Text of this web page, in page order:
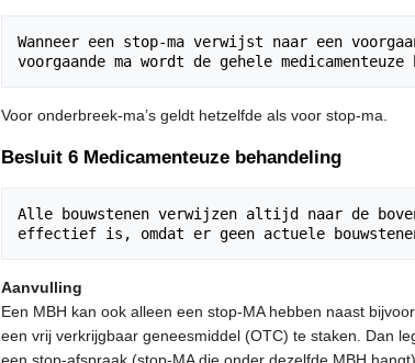
Wanneer een stop-ma verwijst naar een
Voor onderbreek-ma’s geldt hetzelfde als voor stop-ma.
Besluit 6 Medicamenteuze behandeling
Alle bouwstenen verwijzen altijd naar de
Aanvulling
Een MBH kan ook alleen een stop-MA hebben naast
een vrij verkrijgbaar geneesmiddel (OTC) te staken. Dan